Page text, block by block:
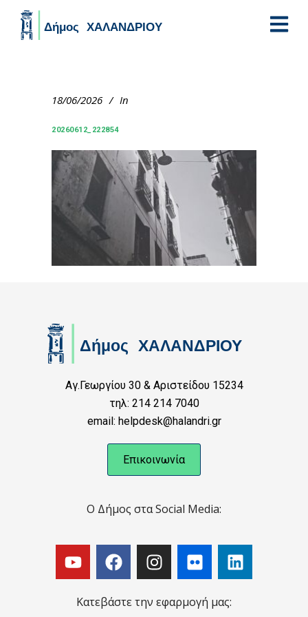
18/06/2026 In
20260612_222854
Αγ.Γεωργίου 30 & Αριστείδου 15234
τηλ: 214 214 7040
email: helpdesk@halandri.gr
Επικοινωνία
Ο Δήμος στα Social Media:
Κατεβάστε την εφαρμογή μας: